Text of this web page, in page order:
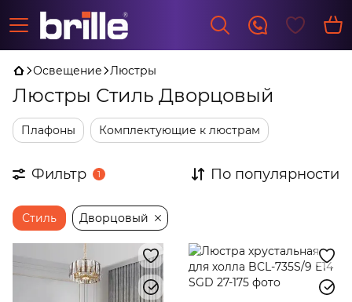
Освещение Люстры
Люстры Стиль Дворцовый
Плафоны Комплектующие к люстрам
Фильтр 1 По популярности
Стиль Дворцовый